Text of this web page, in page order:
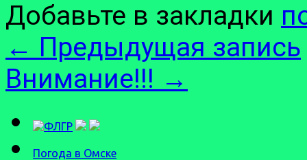
Добавьте в закладки
← Предыдущая запись
Внимание!!! →
Погода в Омске